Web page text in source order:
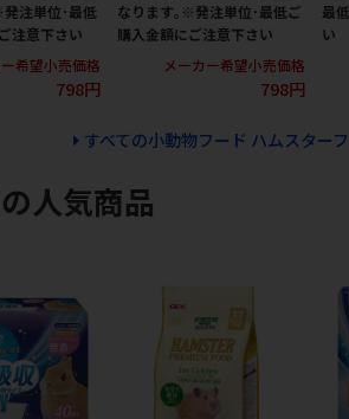
注単位･最低
注意下さい
希望小売価格
798円
なります｡※発注単位･最低ご
購入金額にご注意下さい
メーカー希望小売価格
798円
最
い
すべての小動物フード ハムスター
人気商品